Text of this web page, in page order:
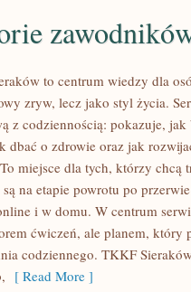
to centrum wiedzy dla
zryw, lecz jako styl życia.
z codziennością: pokazuje,
dbać o zdrowie oraz jak
miejsce dla tych, którzy chcą
na etapie powrotu po
i w domu. W centrum
ćwiczeń, ale planem, który
codziennego. TKKF
[ Read More ]